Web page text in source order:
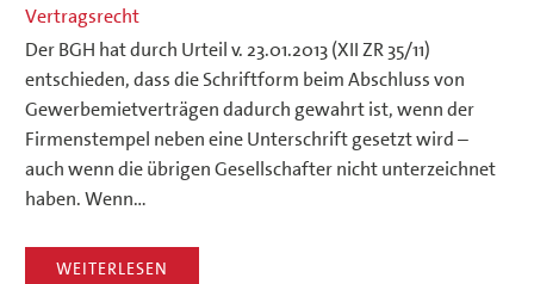
Vertragsrecht
Der BGH hat durch Urteil v. 23.01.2013 (XII ZR 35/11)
entschieden, dass die Schriftform beim Abschluss von
Gewerbemietverträgen dadurch gewahrt ist, wenn der
Firmenstempel neben eine Unterschrift gesetzt wird –
auch wenn die übrigen Gesellschafter nicht unterzeichnet
haben. Wenn…
WEITERLESEN